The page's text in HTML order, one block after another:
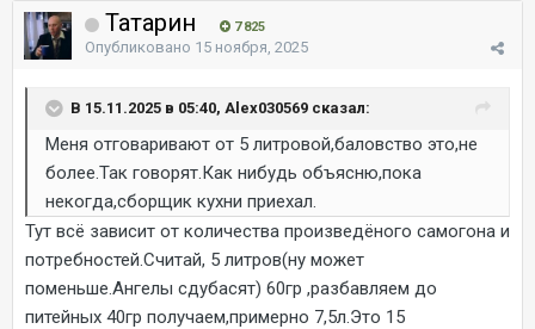
Татарин 7 825
Опубликовано 15 ноября, 2025
В 15.11.2025 в 05:40, Alex030569 сказал:
Меня отговаривают от 5 литровой,баловство это,не
более.Так говорят.Как нибудь объясню,пока
некогда,сборщик кухни приехал.
Тут всё зависит от количества произведёного самогона и
потребностей.Считай, 5 литров(ну может
поменьше.Ангелы сдубасят) 60гр ,разбавляем до
питейных 40гр получаем,примерно 7,5л.Это 15